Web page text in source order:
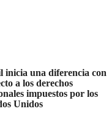
inicia una diferencia con
a los derechos
impuestos por los
Unidos